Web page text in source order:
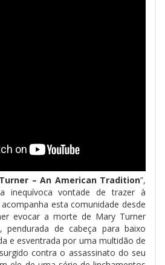
– An American Tradition”,
inequívoca vontade de trazer à
esta comunidade desde
evocar a morte de Mary Turner
pendurada de cabeça para baixo
e esventrada por uma multidão de
contra o assassinato do seu